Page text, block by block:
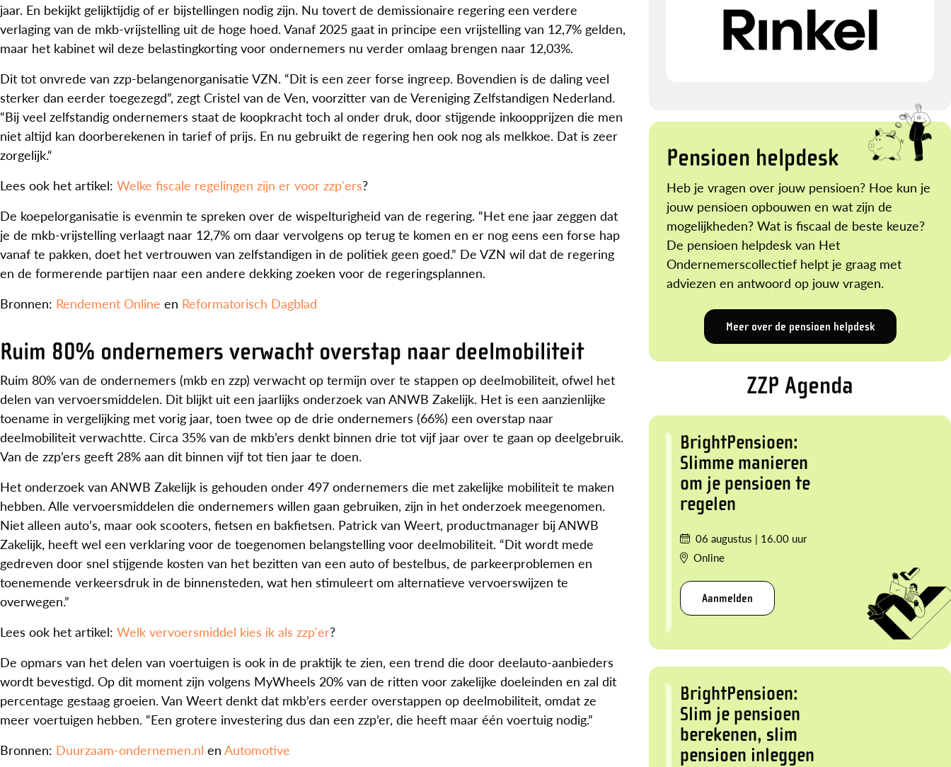
jaar. En bekijkt gelijktijdig of er bijstellingen nodig zijn. Nu tovert de demissionaire regering een verdere
verlaging van de mkb-vrijstelling uit de hoge hoed. Vanaf 2025 gaat in principe een vrijstelling van 12,7% gelden,
maar het kabinet wil deze belastingkorting voor ondernemers nu verder omlaag brengen naar 12,03%.
Dit tot onvrede van zzp-belangenorganisatie VZN. “Dit is een zeer forse ingreep. Bovendien is de daling veel
sterker dan eerder toegezegd”, zegt Cristel van de Ven, voorzitter van de Vereniging Zelfstandigen Nederland.
“Bij veel zelfstandig ondernemers staat de koopkracht toch al onder druk, door stijgende inkoopprijzen die men
niet altijd kan doorberekenen in tarief of prijs. En nu gebruikt de regering hen ook nog als melkkoe. Dat is zeer
zorgelijk.“
Lees ook het artikel: Welke fiscale regelingen zijn er voor zzp'ers?
De koepelorganisatie is evenmin te spreken over de wispelturigheid van de regering. “Het ene jaar zeggen dat
je de mkb-vrijstelling verlaagt naar 12,7% om daar vervolgens op terug te komen en er nog eens een forse hap
vanaf te pakken, doet het vertrouwen van zelfstandigen in de politiek geen goed.” De VZN wil dat de regering
en de formerende partijen naar een andere dekking zoeken voor de regeringsplannen.
Bronnen: Rendement Online en Reformatorisch Dagblad
Ruim 80% ondernemers verwacht overstap naar deelmobiliteit
Ruim 80% van de ondernemers (mkb en zzp) verwacht op termijn over te stappen op deelmobiliteit, ofwel het
delen van vervoersmiddelen. Dit blijkt uit een jaarlijks onderzoek van ANWB Zakelijk. Het is een aanzienlijke
toename in vergelijking met vorig jaar, toen twee op de drie ondernemers (66%) een overstap naar
deelmobiliteit verwachtte. Circa 35% van de mkb’ers denkt binnen drie tot vijf jaar over te gaan op deelgebruik.
Van de zzp’ers geeft 28% aan dit binnen vijf tot tien jaar te doen.
Het onderzoek van ANWB Zakelijk is gehouden onder 497 ondernemers die met zakelijke mobiliteit te maken
hebben. Alle vervoersmiddelen die ondernemers willen gaan gebruiken, zijn in het onderzoek meegenomen.
Niet alleen auto’s, maar ook scooters, fietsen en bakfietsen. Patrick van Weert, productmanager bij ANWB
Zakelijk, heeft wel een verklaring voor de toegenomen belangstelling voor deelmobiliteit. “Dit wordt mede
gedreven door snel stijgende kosten van het bezitten van een auto of bestelbus, de parkeerproblemen en
toenemende verkeersdruk in de binnensteden, wat hen stimuleert om alternatieve vervoerswijzen te
overwegen.”
Lees ook het artikel: Welk vervoersmiddel kies ik als zzp'er?
De opmars van het delen van voertuigen is ook in de praktijk te zien, een trend die door deelauto-aanbieders
wordt bevestigd. Op dit moment zijn volgens MyWheels 20% van de ritten voor zakelijke doeleinden en zal dit
percentage gestaag groeien. Van Weert denkt dat mkb’ers eerder overstappen op deelmobiliteit, omdat ze
meer voertuigen hebben. “Een grotere investering dus dan een zzp’er, die heeft maar één voertuig nodig.”
Bronnen: Duurzaam-ondernemen.nl en Automotive
Pensioen helpdesk
Heb je vragen over jouw pensioen? Hoe kun je
jouw pensioen opbouwen en wat zijn de
mogelijkheden? Wat is fiscaal de beste keuze?
De pensioen helpdesk van Het
Ondernemerscollectief helpt je graag met
adviezen en antwoord op jouw vragen.
Meer over de pensioen helpdesk
ZZP Agenda
BrightPensioen:
Slimme manieren
om je pensioen te
regelen
06 augustus | 16.00 uur
Online
Aanmelden
BrightPensioen:
Slim je pensioen
berekenen, slim
pensioen inleggen